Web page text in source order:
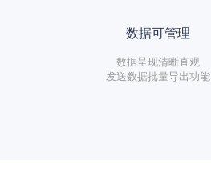
数据可管理
数据呈现清晰直观
发送数据批量导出功能